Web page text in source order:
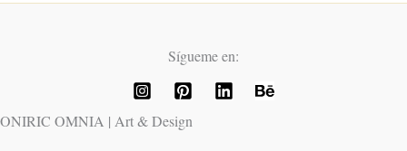
Sígueme en:
ONIRIC OMNIA | Art & Design